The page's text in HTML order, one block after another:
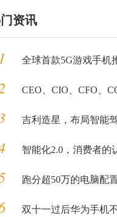
资讯
1 全球首款5G游戏手机推出，首创串充并放
CEO、CIO、CFO、COO、CTO、CKO,
吉利造星，布局智能驾
智能化2.0，消费者的
跑分超50万的电脑配置
双十一过后华为手机不要盲目乱买，总结